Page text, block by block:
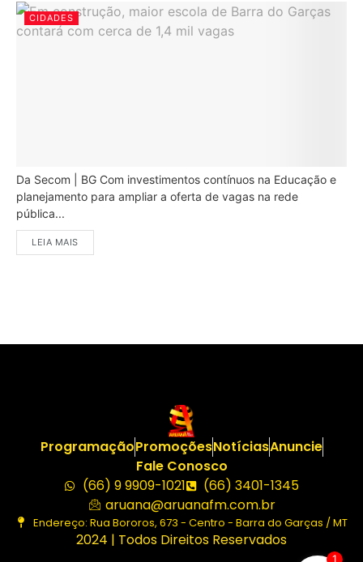
CIDADES
Da Secom | BG Com investimentos contínuos na Educação e
planejamento para ampliar a oferta de vagas na rede
pública...
LEIA MAIS
ProgramaçãoPromoçõesNotíciasAnuncie
Fale Conosco
(66) 9 9909-1021
(66) 3401-1345
aruana@aruanafm.com.br
Endereço: Rua Bororos, 673 - Centro - Barra do Garças / MT
2024 | Todos Direitos Reservados
1